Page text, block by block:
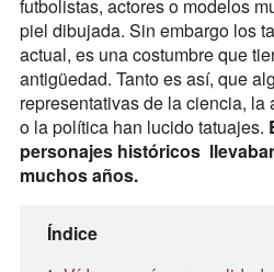
futbolistas, actores o modelos
piel dibujada. Sin embargo los
actual, es una costumbre que
antigüedad. Tanto es así, que
representativas de la ciencia, la
o la política han lucido tatuajes.
personajes históricos
muchos años.
Índice